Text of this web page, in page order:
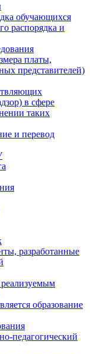
обучающихся
распорядка и
платы,
представителей)
в сфере
таких
и перевод
разработанные
образование
педагогический